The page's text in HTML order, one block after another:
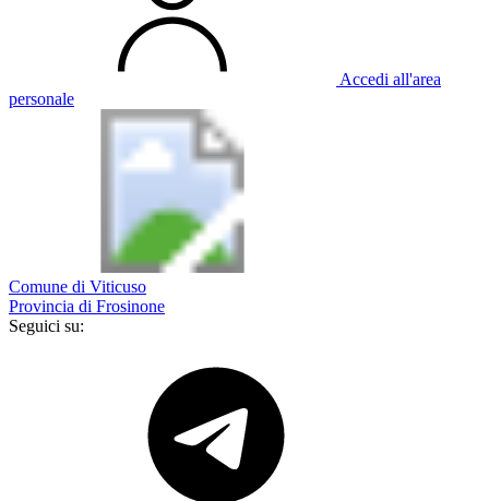
Accedi all'area
personale
Comune di Viticuso
Provincia di Frosinone
Seguici su: